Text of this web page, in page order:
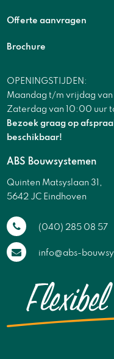
Offerte aanvragen
Brochure
OPENINGSTIJDEN:
Maandag t/m vrijdag
Zaterdag van 10:00 uur
Bezoek graag op
beschikbaar!
ABS Bouwsystemen
Quinten Matsyslaan 31,
5642 JC Eindhoven
(040) 285 08 57
info@abs-